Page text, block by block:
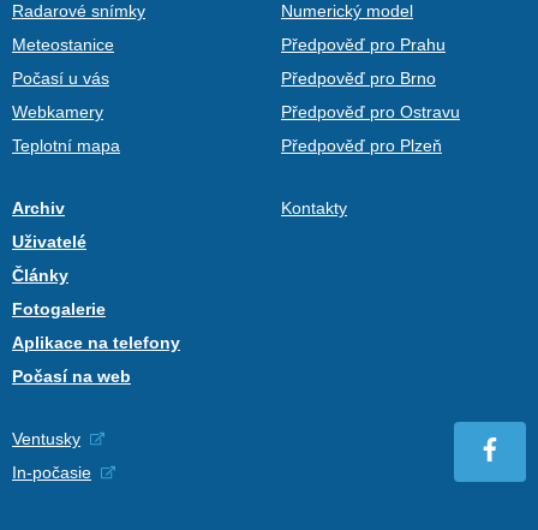
Radarové snímky
Meteostanice
Počasí u vás
Webkamery
Teplotní mapa
Numerický model
Předpověď pro Prahu
Předpověď pro Brno
Předpověď pro Ostravu
Předpověď pro Plzeň
Archiv
Uživatelé
Články
Fotogalerie
Aplikace na telefony
Počasí na web
Kontakty
Ventusky
In-počasie